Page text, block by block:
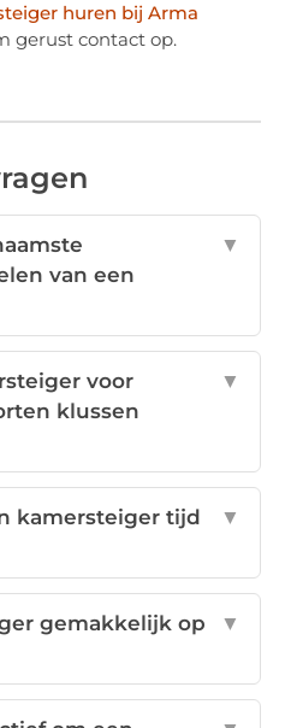
huren bij Arma
gerust contact op.
van een
▼
voor
klussen
▼
kamersteiger tijd
▼
gemakkelijk op
▼